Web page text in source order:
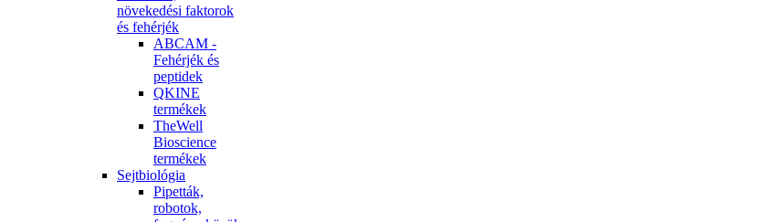
növekedési faktorok
és fehérjék
ABCAM -
Fehérjék és
peptidek
QKINE
termékek
TheWell
Bioscience
termékek
Sejtbiológia
Pipetták,
robotok,